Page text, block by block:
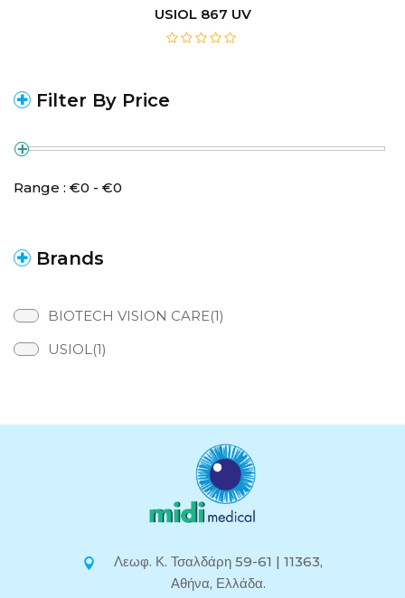
Filter By Price
Range : €0 - €0
Brands
BIOTECH VISION CARE(1)
USIOL(1)
USIOL 867 UV
Λεωφ. Κ. Τσαλδάρη 59-61 | 11363,
Αθήνα, Ελλάδα.